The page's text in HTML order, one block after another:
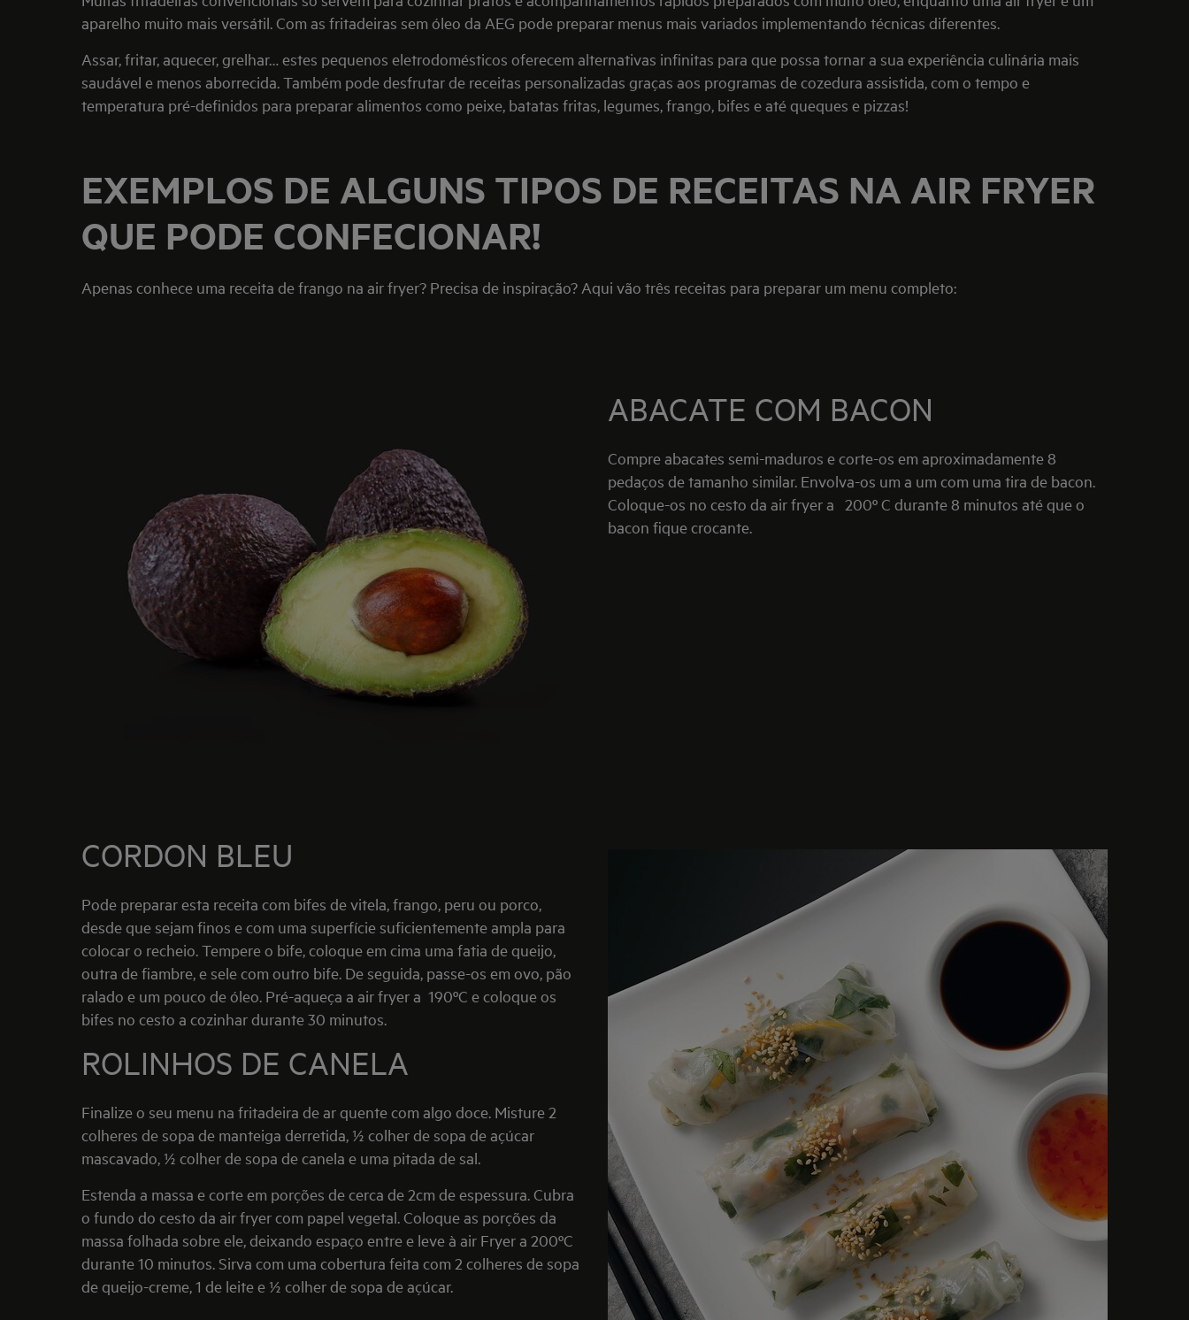
aparelho muito mais versátil. Com as fritadeiras sem óleo da AEG pode preparar menus mais variados implementando técnicas diferentes.
Assar, fritar, aquecer, grelhar… estes pequenos eletrodomésticos oferecem alternativas infinitas para que possa tornar a sua experiência culinária mais
saudável e menos aborrecida. Também pode desfrutar de receitas personalizadas graças aos programas de cozedura assistida, com o tempo e
temperatura pré-definidos para preparar alimentos como peixe, batatas fritas, legumes, frango, bifes e até queques e pizzas!
EXEMPLOS DE ALGUNS TIPOS DE RECEITAS NA AIR FRYER
QUE PODE CONFECIONAR!
Apenas conhece uma receita de frango na air fryer? Precisa de inspiração? Aqui vão três receitas para preparar um menu completo:
ABACATE COM BACON
Compre abacates semi-maduros e corte-os em aproximadamente 8
pedaços de tamanho similar. Envolva-os um a um com uma tira de bacon.
Coloque-os no cesto da air fryer a 200º C durante 8 minutos até que o
bacon fique crocante.
CORDON BLEU
Pode preparar esta receita com bifes de vitela, frango, peru ou porco,
desde que sejam finos e com uma superfície suficientemente ampla para
colocar o recheio. Tempere o bife, coloque em cima uma fatia de queijo,
outra de fiambre, e sele com outro bife. De seguida, passe-os em ovo, pão
ralado e um pouco de óleo. Pré-aqueça a air fryer a 190ºC e coloque os
bifes no cesto a cozinhar durante 30 minutos.
ROLINHOS DE CANELA
Finalize o seu menu na fritadeira de ar quente com algo doce. Misture 2
colheres de sopa de manteiga derretida, ½ colher de sopa de açúcar
mascavado, ½ colher de sopa de canela e uma pitada de sal.
Estenda a massa e corte em porções de cerca de 2cm de espessura. Cubra
o fundo do cesto da air fryer com papel vegetal. Coloque as porções da
massa folhada sobre ele, deixando espaço entre e leve à air Fryer a 200ºC
durante 10 minutos. Sirva com uma cobertura feita com 2 colheres de sopa
de queijo-creme, 1 de leite e ½ colher de sopa de açúcar.